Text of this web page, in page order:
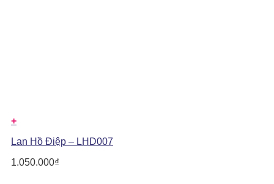
+
Lan Hồ Điệp – LHD007
1.050.000₫